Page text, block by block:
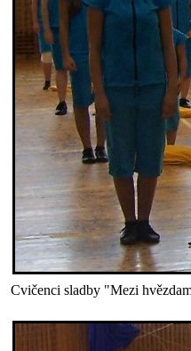
Cvičenci sladby "Mezi